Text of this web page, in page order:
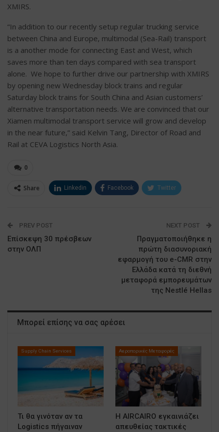
XMIRS.
“In addition to our recently setup regular trucking service
between China and Europe, multimodal (Sea-Rail) transport
is a another mode for connecting East and West, which
saves more than ten days compared with sea transport
alone. We hope to further drive our partnership with XMIRS
by opening new Wednesday block trains and regular
Saturday block trains for South China and Asian customers’
alternative transportation needs. We are convinced that our
Xiamen multimodal transport service will grow and develop
in the near future,” said Kelvin Tang, Director of Road and
Rail at CEVA Logistics North Asia.
0
Share Linkedin Facebook Twitter
PREV POST
Επίσκεψη 30 πρέσβεων
στην ΟΛΠ
NEXT POST
Πραγματοποιήθηκε η
πρώτη διασυνοριακή
εφαρμογή του e-CMR στην
Ελλάδα κατά τη διεθνή
μεταφορά εμπορευμάτων
της Nestlé Ηellas
Μπορεί επίσης να σας αρέσει
Supply Chain Services
Τι θα γινόταν αν τα
Logistics πήγαιναν
Αεροπορικές Μεταφορές
Η AIRCAIRO εγκαινιάζει
απευθείας τακτικές